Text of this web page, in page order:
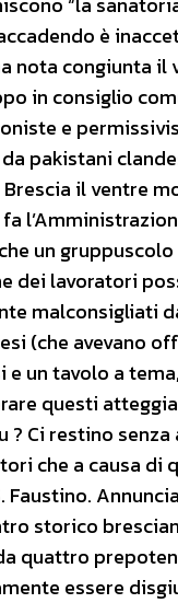
è
congiunta il
in consiglio
e
pakistani
il ventre
un
lavoratori
malconsigliati
(che avevano
un tavolo a
questi
Ci restino senza
che a causa di
storico
quattro
essere